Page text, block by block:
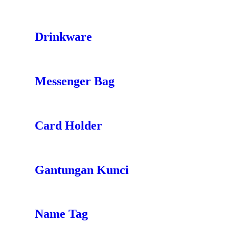
Drinkware
Messenger Bag
Card Holder
Gantungan Kunci
Name Tag